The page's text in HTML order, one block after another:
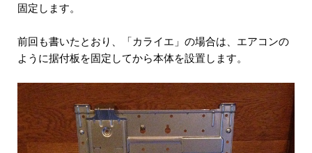
固定します。
前回も書いたとおり、「カライエ」の場合は、エアコンの
ように据付板を固定してから本体を設置します。